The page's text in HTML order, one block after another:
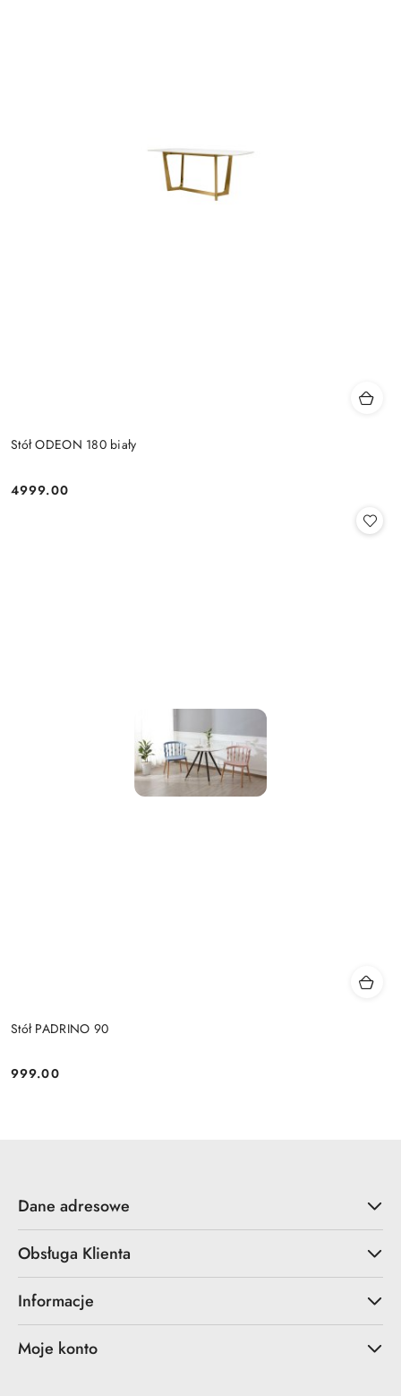
Stół ODEON 180 biały
Cena:
4999.00
Stół PADRINO 90
Cena:
999.00
Dane adresowe
Obsługa Klienta
Informacje
Moje konto